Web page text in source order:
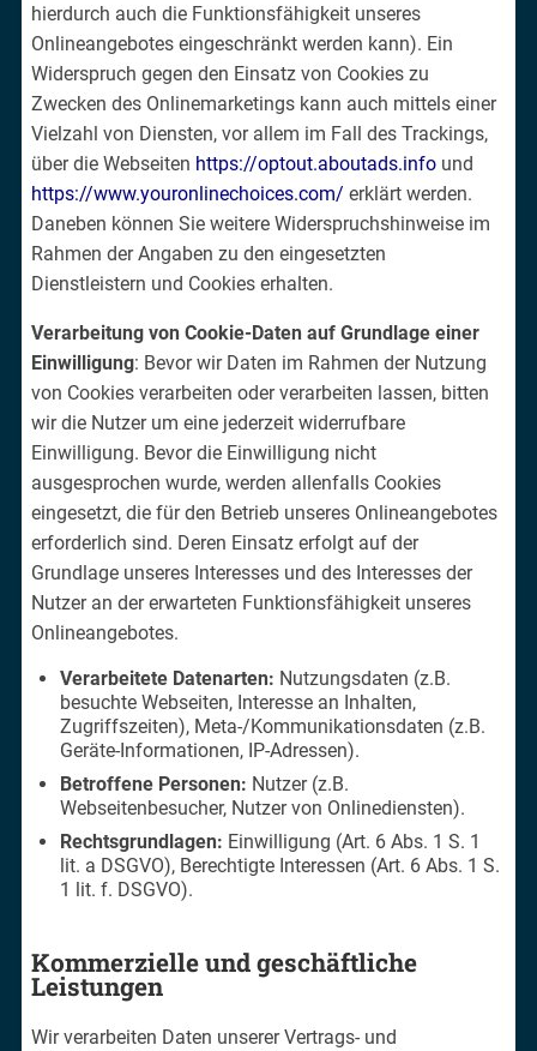
hierdurch auch die Funktionsfähigkeit unseres
Onlineangebotes eingeschränkt werden kann). Ein
Widerspruch gegen den Einsatz von Cookies zu
Zwecken des Onlinemarketings kann auch mittels einer
Vielzahl von Diensten, vor allem im Fall des Trackings,
über die Webseiten https://optout.aboutads.info und
https://www.youronlinechoices.com/ erklärt werden.
Daneben können Sie weitere Widerspruchshinweise im
Rahmen der Angaben zu den eingesetzten
Dienstleistern und Cookies erhalten.
Verarbeitung von Cookie-Daten auf Grundlage einer
Einwilligung: Bevor wir Daten im Rahmen der Nutzung
von Cookies verarbeiten oder verarbeiten lassen, bitten
wir die Nutzer um eine jederzeit widerrufbare
Einwilligung. Bevor die Einwilligung nicht
ausgesprochen wurde, werden allenfalls Cookies
eingesetzt, die für den Betrieb unseres Onlineangebotes
erforderlich sind. Deren Einsatz erfolgt auf der
Grundlage unseres Interesses und des Interesses der
Nutzer an der erwarteten Funktionsfähigkeit unseres
Onlineangebotes.
Verarbeitete Datenarten: Nutzungsdaten (z.B.
besuchte Webseiten, Interesse an Inhalten,
Zugriffszeiten), Meta-/Kommunikationsdaten (z.B.
Geräte-Informationen, IP-Adressen).
Betroffene Personen: Nutzer (z.B.
Webseitenbesucher, Nutzer von Onlinediensten).
Rechtsgrundlagen: Einwilligung (Art. 6 Abs. 1 S. 1
lit. a DSGVO), Berechtigte Interessen (Art. 6 Abs. 1 S.
1 lit. f. DSGVO).
Kommerzielle und geschäftliche
Leistungen
Wir verarbeiten Daten unserer Vertrags- und